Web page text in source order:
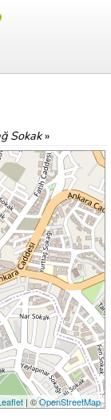
Sokak»
| ©OpenStreetMap